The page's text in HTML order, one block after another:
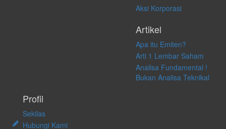
Aksi Korporasi
Artikel
Apa itu Emiten?
Arti 1 Lembar Saham
Analisa Fundamental !
Bukan Analisa Teknikal
Profil
Sekilas
Hubungi Kami